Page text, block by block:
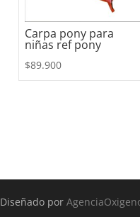
Carpa pony para
niñas ref pony
$89.900
Diseñado por